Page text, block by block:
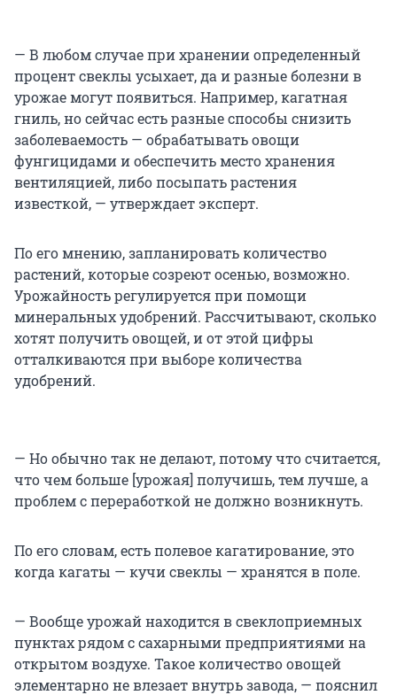
— В любом случае при хранении определенный
процент свеклы усыхает, да и разные болезни в
урожае могут появиться. Например, кагатная
гниль, но сейчас есть разные способы снизить
заболеваемость — обрабатывать овощи
фунгицидами и обеспечить место хранения
вентиляцией, либо посыпать растения
известкой, — утверждает эксперт.
По его мнению, запланировать количество
растений, которые созреют осенью, возможно.
Урожайность регулируется при помощи
минеральных удобрений. Рассчитывают, сколько
хотят получить овощей, и от этой цифры
отталкиваются при выборе количества
удобрений.
— Но обычно так не делают, потому что считается,
что чем больше [урожая] получишь, тем лучше, а
проблем с переработкой не должно возникнуть.
По его словам, есть полевое кагатирование, это
когда кагаты — кучи свеклы — хранятся в поле.
— Вообще урожай находится в свеклоприемных
пунктах рядом с сахарными предприятиями на
открытом воздухе. Такое количество овощей
элементарно не влезает внутрь завода, — пояснил